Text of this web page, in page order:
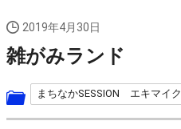
2019年4月30日
雑がみランド
まちなかSESSION エキマイク